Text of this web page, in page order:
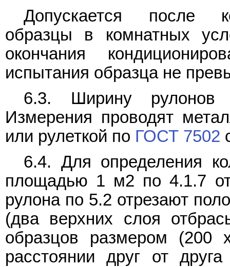
Допускается после
образцы в комнатных
окончания
испытания образца не
6.3. Ширину
Измерения проводят
или рулеткой по ГОСТ 7502
6.4. Для определения
площадью 1 м2 по 4.1.7 от
рулона по 5.2 отрезают
(два верхних слоя
образцов размером
расстоянии друг от